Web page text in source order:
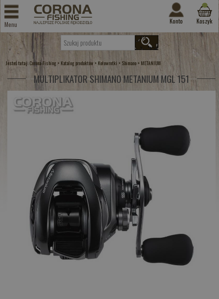
Menu Konto Koszyk
Jesteś tutaj: Corona-Fishing > Katalog produktów > Kołowrotki > Shimano > METANIUM
MULTIPLIKATOR SHIMANO METANIUM MGL 151